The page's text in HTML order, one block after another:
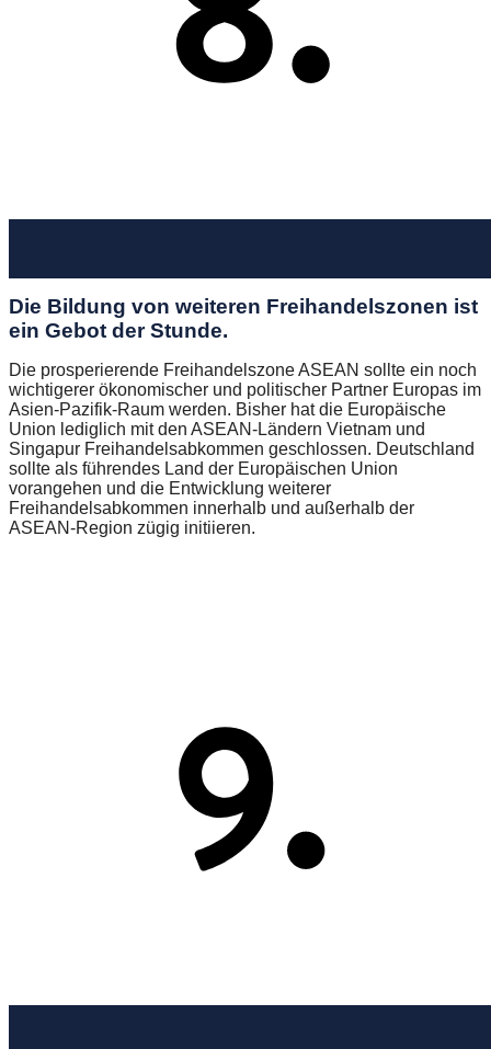
Die Bildung von weiteren Freihandelszonen ist
ein Gebot der Stunde.
Die prosperierende Freihandelszone ASEAN sollte ein noch
wichtigerer ökonomischer und politischer Partner Europas im
Asien-Pazifik-Raum werden. Bisher hat die Europäische
Union lediglich mit den ASEAN-Ländern Vietnam und
Singapur Freihandelsabkommen geschlossen. Deutschland
sollte als führendes Land der Europäischen Union
vorangehen und die Entwicklung weiterer
Freihandelsabkommen innerhalb und außerhalb der
ASEAN-Region zügig initiieren.